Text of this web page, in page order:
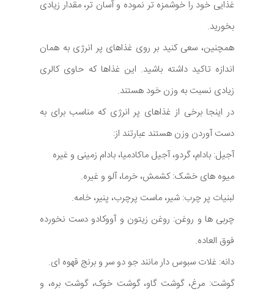
غذایی خود را خوشمزه تر نموده و آسان تر، مقدار زیادی
بخورید.
همچنین، سعی کنید بر روی غذاهای پر انرژی به همان
اندازه تاکید داشته باشید. این غذاها که حاوی کالری
زیادی نسبت به وزن خود هستند.
در اینجا برخی از غذاهای پر انرژی که مناسب برای به
دست آوردن وزن هستند عبارتند از:
آجیل: بادام، گردو، آجیل ماکادمیا، بادام زمینی و غیره
میوه های خشک: کشمش، خرما، آلو و غیره.
لبنیات پر چرب: شیر، ماست پرچرب، پنیر، خامه.
چربی ها و روغن: روغن زیتون و آووکادو دست نخورده
فوق العاده.
دانه: غلات سبوس دار مانند جو دو سر و برنج قهوه ای.
گوشت: مرغ، گوشت گاو، گوشت خوک، گوشت بره، و